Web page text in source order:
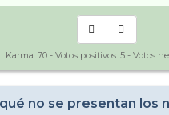
Karma: 70 - Votos positivos: 5 - Votos
no se presentan los